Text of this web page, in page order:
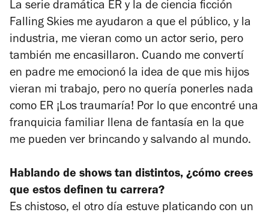
La serie dramática ER y la de ciencia ficción
Falling Skies me ayudaron a que el público, y la
industria, me vieran como un actor serio, pero
también me encasillaron. Cuando me convertí
en padre me emocionó la idea de que mis hijos
vieran mi trabajo, pero no quería ponerles nada
como ER ¡Los traumaría! Por lo que encontré una
franquicia familiar llena de fantasía en la que
me pueden ver brincando y salvando al mundo.
Hablando de shows tan distintos, ¿cómo crees
que estos definen tu carrera?
Es chistoso, el otro día estuve platicando con un